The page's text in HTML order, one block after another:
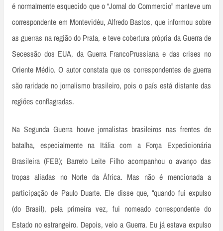
é normalmente esquecido que o “Jornal do Commercio” manteve um
correspondente em Montevidéu, Alfredo Bastos, que informou sobre
as guerras na região do Prata, e teve cobertura própria da Guerra de
Secessão dos EUA, da Guerra Franco­Prussiana e das crises no
Oriente Médio. O autor constata que os correspondentes de guerra
são raridade no jornalismo brasileiro, pois o país está distante das
regiões conflagradas.
Na Segunda Guerra houve jornalistas brasileiros nas frentes de
batalha, especialmente na Itália com a Força Expedicionária
Brasileira (FEB); Barreto Leite Filho acompanhou o avanço das
tropas aliadas no Norte da África. Mas não é mencionada a
participação de Paulo Duarte. Ele disse que, “quando fui expulso
(do Brasil), pela primeira vez, fui nomeado correspondente do
Estado no estrangeiro. Depois, veio a Guerra. Eu já estava expulso